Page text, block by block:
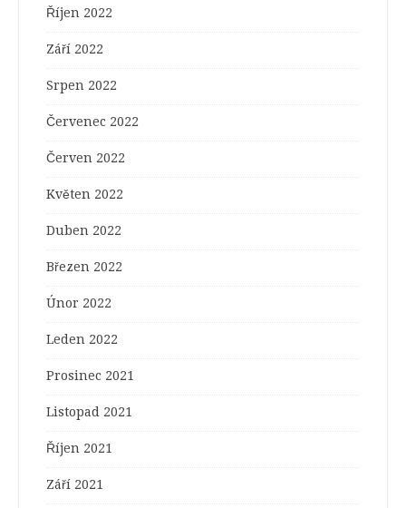
Říjen 2022
Září 2022
Srpen 2022
Červenec 2022
Červen 2022
Květen 2022
Duben 2022
Březen 2022
Únor 2022
Leden 2022
Prosinec 2021
Listopad 2021
Říjen 2021
Září 2021